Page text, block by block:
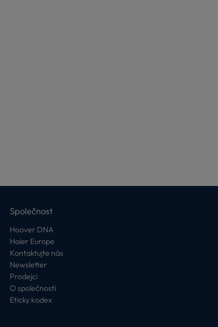
Společnost
Hoover DNA
Haier Europe
Kontaktujte nás
Newsletter
Prodejci
O společnosti
Eticky kodex